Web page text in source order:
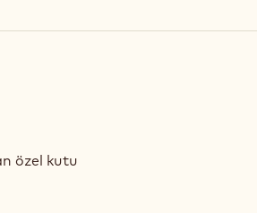
özel kutu